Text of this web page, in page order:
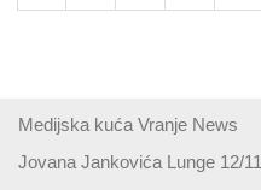
Medijska kuća Vranje News
Jovana Jankovića Lunge 12/11